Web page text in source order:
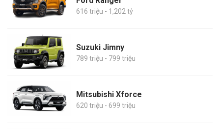
616 triệu - 1,202 tỷ
Suzuki Jimny
789 triệu - 799 triệu
Mitsubishi Xforce
620 triệu - 699 triệu